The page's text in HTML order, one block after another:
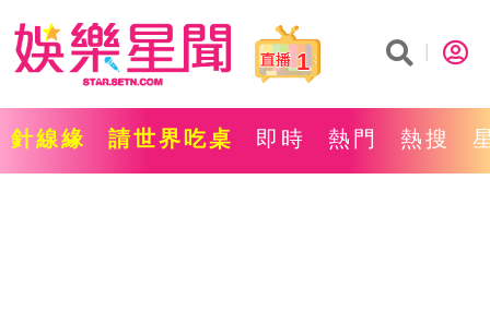
1
針線緣 請世界吃桌 即時 熱門 熱搜